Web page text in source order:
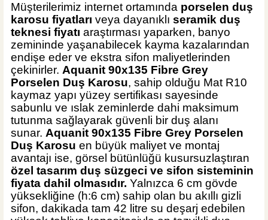
Müşterilerimiz internet ortamında porselen duş
karosu fiyatları veya dayanıklı seramik duş
teknesi fiyatı araştırması yaparken, banyo
zemininde yaşanabilecek kayma kazalarından
endişe eder ve ekstra sifon maliyetlerinden
çekinirler. Aquanit 90x135 Fibre Grey
Porselen Duş Karosu, sahip olduğu Mat R10
kaymaz yapı yüzey sertifikası sayesinde
sabunlu ve ıslak zeminlerde dahi maksimum
tutunma sağlayarak güvenli bir duş alanı
sunar. Aquanit 90x135 Fibre Grey Porselen
Duş Karosu en büyük maliyet ve montaj
avantajı ise, görsel bütünlüğü kusursuzlaştıran
özel tasarım duş süzgeci ve sifon sisteminin
fiyata dahil olmasıdır. Yalnızca 6 cm gövde
yüksekliğine (h:6 cm) sahip olan bu akıllı gizli
sifon, dakikada tam 42 litre su deşarj edebilen